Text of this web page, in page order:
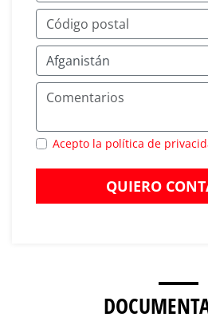
Acepto la política de
QUIERO